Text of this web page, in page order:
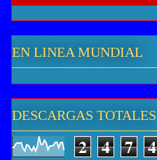
EN LINEA MUNDIAL
DESCARGAS TOTALES
2 4 7 4